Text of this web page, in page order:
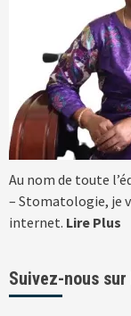
Au nom de toute
– Stomatologie, je
internet. Lire Plus
Suivez-nous